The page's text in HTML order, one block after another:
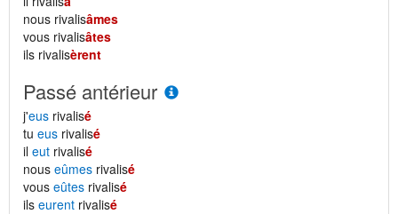
nous rivalisâmes
vous rivalisâtes
ils rivalisèrent
Passé antérieur
j'eus rivalisé
tu eus rivalisé
il eut rivalisé
nous eûmes rivalisé
vous eûtes rivalisé
ils eurent rivalisé